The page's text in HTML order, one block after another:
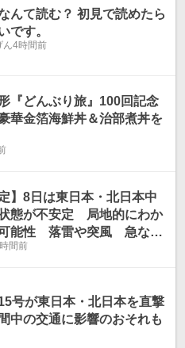
んて読む？ 初見で読めたら
です。
ん4時間前
『どんぶり旅』100回記念
華金箔海鮮丼＆治部煮丼を
】8日は東日本・北日本中
態が不安定 局地的にわか
能性 落雷や突風 急な強
間前
号が東日本・北日本を直撃
の交通に影響のおそれも